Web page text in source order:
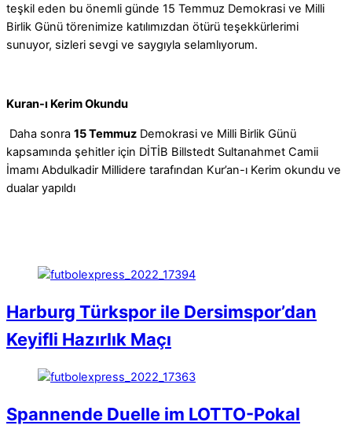
teşkil eden bu önemli günde 15 Temmuz Demokrasi ve Milli
Birlik Günü törenimize katılımızdan ötürü teşekkürlerimi
sunuyor, sizleri sevgi ve saygıyla selamlıyorum.
Kuran-ı Kerim Okundu
Daha sonra 15 Temmuz Demokrasi ve Milli Birlik Günü
kapsamında şehitler için DİTİB Billstedt Sultanahmet Camii
İmamı Abdulkadir Millidere tarafından Kur’an-ı Kerim okundu ve
dualar yapıldı
Harburg Türkspor ile Dersimspor’dan
Keyifli Hazırlık Maçı
Spannende Duelle im LOTTO-Pokal